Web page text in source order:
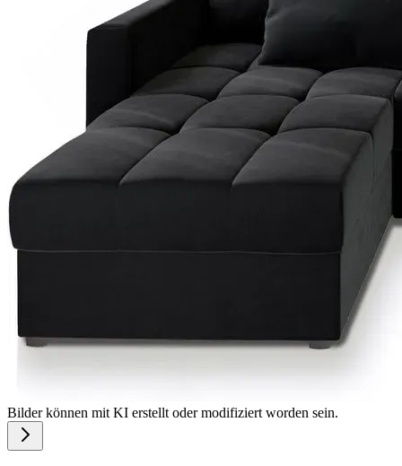
Bilder können mit KI erstellt oder modifiziert worden sein.